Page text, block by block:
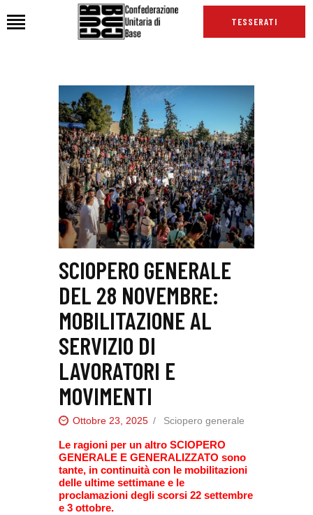
TESSERATI
HOME
CHI SIAMO
SEDI
NEWS
PODCAST CUB
TG CUB
INTERNAZIONALE
RASSEGNA STAMPA
SCIOPERO GENERALE
DEL 28 NOVEMBRE:
MOBILITAZIONE AL
SERVIZIO DI
LAVORATORI E
MOVIMENTI
Ottobre 23, 2025 Sciopero generale
Le ragioni per un altro SCIOPERO
GENERALE E GENERALIZZATO sono
tante, in continuità con le mobilitazioni
delle ultime settimane e le
proclamazioni degli scorsi 22 settembre
e 3 ottobre.